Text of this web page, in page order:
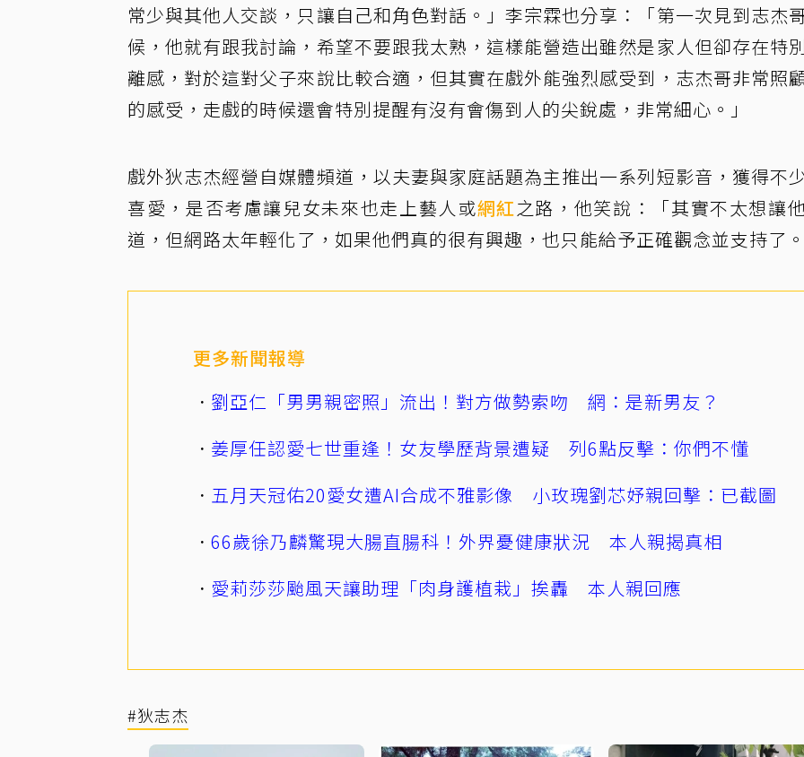
常少與其他人交談，只讓自己和角色對話。」李宗霖也分享：「第一次見到志杰
候，他就有跟我討論，希望不要跟我太熟，這樣能營造出雖然是家人但卻存在特
離感，對於這對父子來說比較合適，但其實在戲外能強烈感受到，志杰哥非常照
的感受，走戲的時候還會特別提醒有沒有會傷到人的尖銳處，非常細心。」
戲外狄志杰經營自媒體頻道，以夫妻與家庭話題為主推出一系列短影音，獲得不
喜愛，是否考慮讓兒女未來也走上藝人或網紅之路，他笑說：「其實不太想讓
道，但網路太年輕化了，如果他們真的很有興趣，也只能給予正確觀念並支持了。
更多新聞報導
劉亞仁「男男親密照」流出！對方做勢索吻 網：是新男友？
姜厚任認愛七世重逢！女友學歷背景遭疑 列6點反擊：你們不懂
五月天冠佑20愛女遭AI合成不雅影像 小玫瑰劉芯妤親回擊：已截圖
66歲徐乃麟驚現大腸直腸科！外界憂健康狀況 本人親揭真相
愛莉莎莎颱風天讓助理「肉身護植栽」挨轟 本人親回應
#狄志杰